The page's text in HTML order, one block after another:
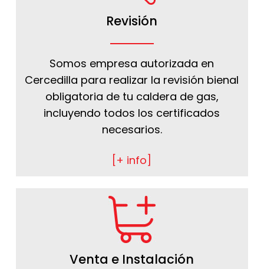
Revisión
Somos empresa autorizada en
Cercedilla para realizar la revisión bienal
obligatoria de tu caldera de gas,
incluyendo todos los certificados
necesarios.
[+ info]
Venta e Instalación